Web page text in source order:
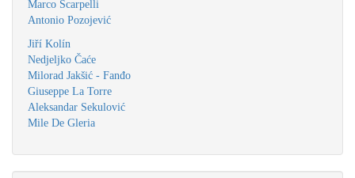
Marco Scarpelli
Antonio Pozojević
Jiří Kolín
Nedjeljko Čaće
Milorad Jakšić - Fanđo
Giuseppe La Torre
Aleksandar Sekulović
Mile De Gleria